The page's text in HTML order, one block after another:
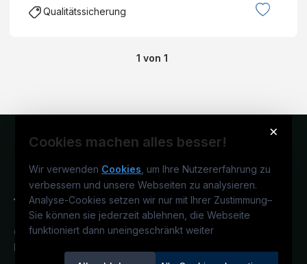
Qualitätssicherung
1 von 1
×
Cookies machen alles besser!
Wir verwenden Cookies , um Ihre Nutzererfahrung zu
verbessern und unsere Webseiten zu analysieren.
Analyse-Cookies setzen wir nur mit Ihrer Zustimmung–
Sie können sie jederzeit ablehnen, die Webseite
funktioniert dann uneingeschränkt weiter
Österreichs technisches Karriereportal.
Ein Service der candidatis GmbH.